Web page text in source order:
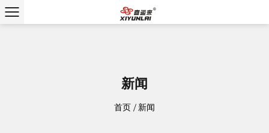
新闻
首页 / 新闻